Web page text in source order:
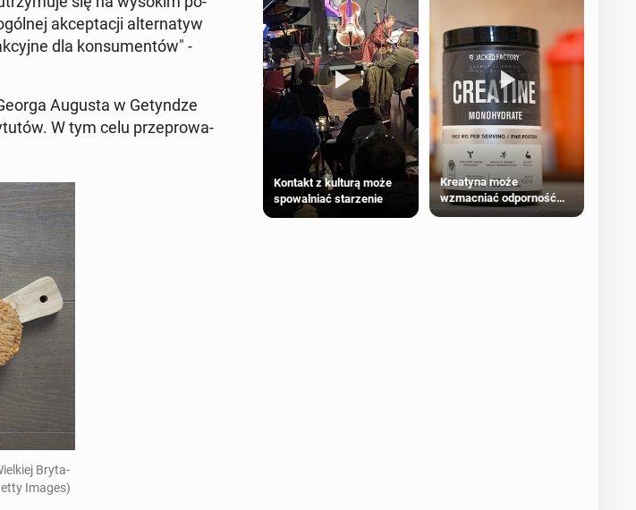
ak­cep­ta­cji al­ter­na­tyw
dla kon­su­men­tów" -
Augusta w Ge­tyn­dze
W tym celu prze­pro­wa­
Bry­ta­
Images)
Kontakt z kulturą może
spowalniać starzenie
Kreatyna może
wzmacniać odporność
przeciw nowotworom